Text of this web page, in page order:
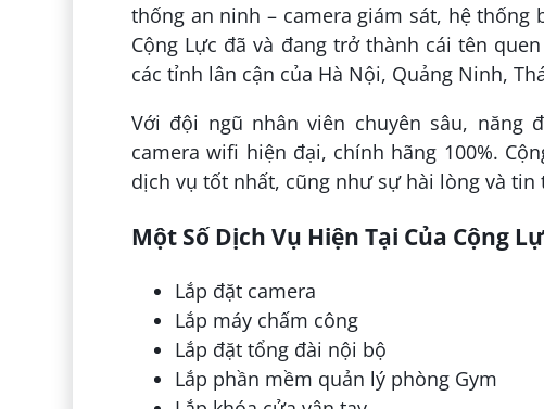
thống an ninh – camera giám sát, hệ
Cộng Lực đã và đang trở thành cái tên
các tỉnh lân cận của Hà Nội, Quảng Ninh,
Với đội ngũ nhân viên chuyên sâu, năng
camera wifi hiện đại, chính hãng 100%.
dịch vụ tốt nhất, cũng như sự hài lòng và
Một Số Dịch Vụ Hiện Tại Của Cộng
Lắp đặt camera
Lắp máy chấm công
Lắp đặt tổng đài nội bộ
Lắp phần mềm quản lý phòng Gym